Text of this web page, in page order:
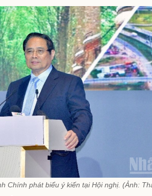
Chính phát biểu ý kiến tại Hội nghị. (Ảnh: